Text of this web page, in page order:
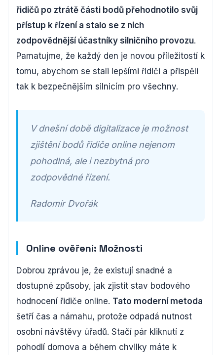
řidičů po ztrátě části bodů přehodnotilo svůj
přístup k řízení a stalo se z nich
zodpovědnější účastníky silničního provozu.
Pamatujme, že každý den je novou příležitostí k
tomu, abychom se stali lepšími řidiči a přispěli
tak k bezpečnějším silnicím pro všechny.
V dnešní době digitalizace je možnost
zjištění bodů řidiče online nejenom
pohodlná, ale i nezbytná pro
zodpovědné řízení.
Radomír Dvořák
Online ověření: Možnosti
Dobrou zprávou je, že existují snadné a
dostupné způsoby, jak zjistit stav bodového
hodnocení řidiče online. Tato moderní metoda
šetří čas a námahu, protože odpadá nutnost
osobní návštěvy úřadů. Stačí pár kliknutí z
pohodlí domova a během chvilky máte k